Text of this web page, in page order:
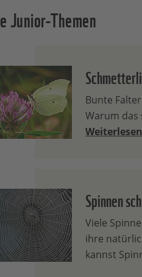
Junior-Themen
Bunte
Warum das
Spinnen
Viele
ihre
kannst